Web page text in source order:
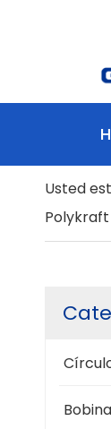
Usted
Polykraft